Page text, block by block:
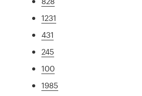
1231
431
245
100
1985